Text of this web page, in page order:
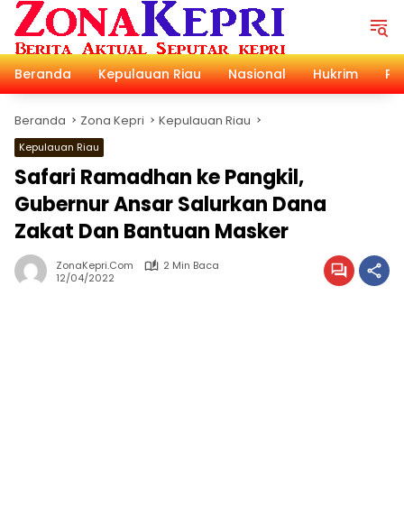
Langsung
konten
Beranda
Kepulauan Riau Nasional Hukrim
Beranda Zona Kepri Kepulauan Riau
Kepulauan Riau
Safari Ramadhan ke Pangkil,
Gubernur Ansar Salurkan Dana
Zakat Dan Bantuan Masker
ZonaKepri.com
2 Min Baca
12/04/2022